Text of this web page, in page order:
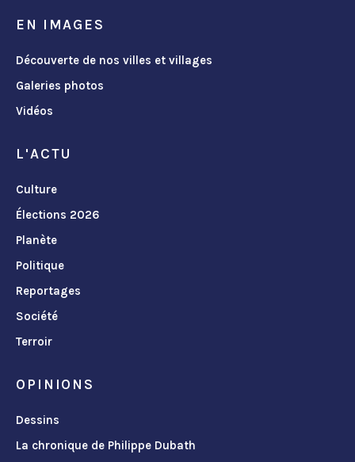
EN IMAGES
Découverte de nos villes et villages
Galeries photos
Vidéos
L'ACTU
Culture
Élections 2026
Planète
Politique
Reportages
Société
Terroir
OPINIONS
Dessins
La chronique de Philippe Dubath